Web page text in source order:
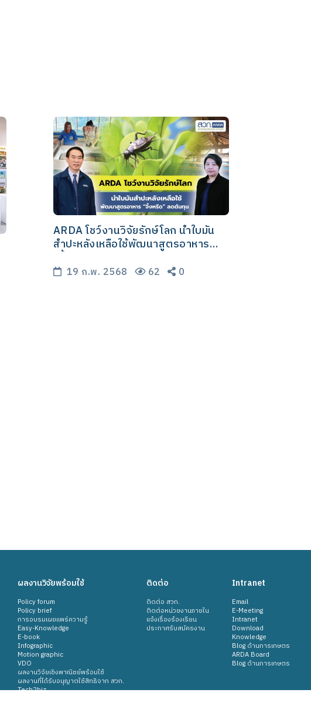
ARDA โชว์งานวิจัยรักษ์โลก นำใบมัน
สำปะหลังเหลือใช้พัฒนาสูตรอาหาร
สร้างมาตรฐานฟาร์ม..ก้าวเข้าสู่จุด
19 ก.พ. 2568 62 0
ผลงานวิจัยพร้อมใช้
Policy forum
Policy brief
การอบรมเผยแพร่ความรู้
Easy-Knowledge
E-book
Infographic
Motion graphic
VDO
ผลงานวิจัยเชิงพาณิชย์พร้อมใช้
ผลงานที่ได้รับอนุญาตใช้สิทธิจาก สวก.
Tech2biz
ติดต่อ
ติดต่อ สวก.
ติดต่อหน่วยงานภายใน
แจ้งเรื่องร้องเรียน
ประกาศรับสมัครงาน
Intranet
Email
E-Meeting
Intranet
Download
Knowledge
Blog ด้านการเกษตร
ARDA Board
Blog ด้านการเกษตร